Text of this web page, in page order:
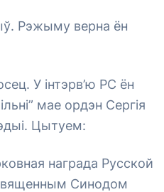
Рэжыму верна ён
У інтэрв’ю РС ён
мае ордэн Сергія
Цытуем:
награда Русской
Синодом